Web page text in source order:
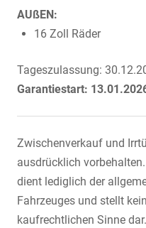
AUßEN:
16 Zoll Räder
Tageszulassung:
Garantiestart:
Zwischenverkauf und
ausdrücklich
dient lediglich der
Fahrzeuges und stellt
kaufrechtlichen Sinne